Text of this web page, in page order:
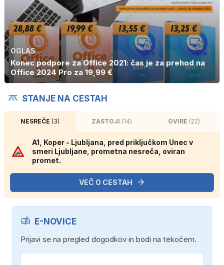
OGLAS
Konec podpore za Office 2021: čas je za prehod na
Office 2024 Pro za 19,99 €
STANJE NA CESTAH
NESREČE (3) ZASTOJI (14) OVIRE (22)
A1, Koper - Ljubljana, pred priključkom Unec v
smeri Ljubljane, prometna nesreča, oviran
promet.
VEČ O CESTAH
E-NOVICE
Prijavi se na pregled dogodkov in bodi na tekočem.